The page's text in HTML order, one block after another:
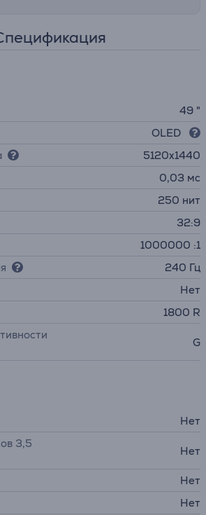
49 "
OLED
5120x1440
0,03 мс
250 нит
32:9
1000000 :1
240 Гц
Нет
1800 R
G
Нет
3,5
Нет
Нет
Нет